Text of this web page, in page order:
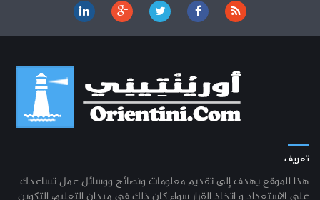
تعريف
هذا الموقع يهدف إلى تقديم معلومات ونصائح ووسائل عمل تساعدك